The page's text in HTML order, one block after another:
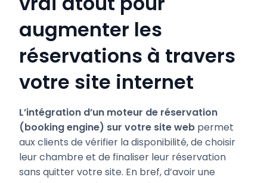
augmenter les
réservations à travers
votre site internet
L’intégration d’un moteur de réservation
(booking engine) sur votre site web permet
aux clients de vérifier la disponibilité, de choisir
leur chambre et de finaliser leur réservation
sans quitter votre site. En bref, d’avoir une